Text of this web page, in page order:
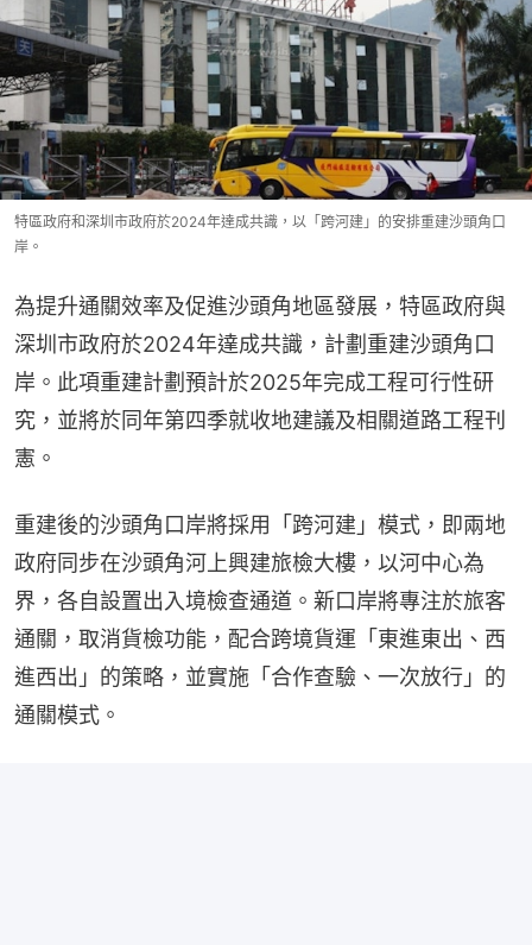
特區政府和深圳市政府於2024年達成共識，以「跨河建」的安排重建沙頭角口
岸。
為提升通關效率及促進沙頭角地區發展，特區政府與
深圳市政府於2024年達成共識，計劃重建沙頭角口
岸。此項重建計劃預計於2025年完成工程可行性研
究，並將於同年第四季就收地建議及相關道路工程刊
憲。
重建後的沙頭角口岸將採用「跨河建」模式，即兩地
政府同步在沙頭角河上興建旅檢大樓，以河中心為
界，各自設置出入境檢查通道。新口岸將專注於旅客
通關，取消貨檢功能，配合跨境貨運「東進東出、西
進西出」的策略，並實施「合作查驗、一次放行」的
通關模式。